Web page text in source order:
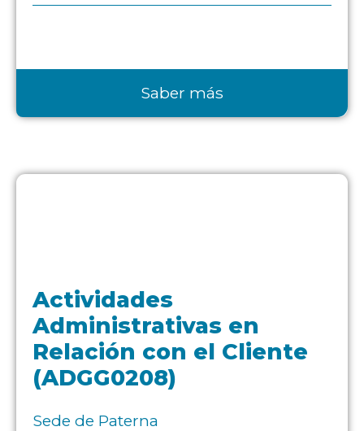
Saber más
Actividades
Administrativas en
Relación con el Cliente
(ADGG0208)
Sede de Paterna